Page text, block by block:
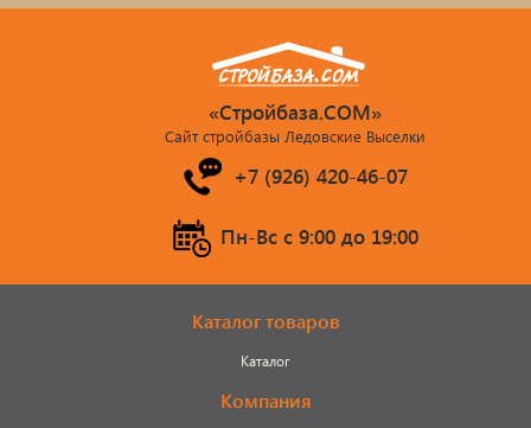
«Стройбаза.COM»
Сайт стройбазы Ледовские Выселки
+7 (926) 420-46-07
Пн-Вс c 9:00 до 19:00
Каталог товаров
Каталог
Компания